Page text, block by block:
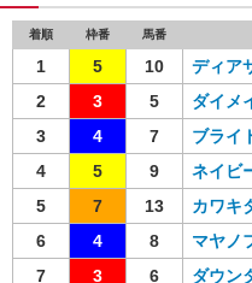
着順 枠番 馬番
1 5 10 ディア
2
3 5 ダイメ
3
4 7 ブライ
4
5 9 ネイビ
5
7 13 カワキ
6
4 8 マヤノ
7
3 6 ダウン